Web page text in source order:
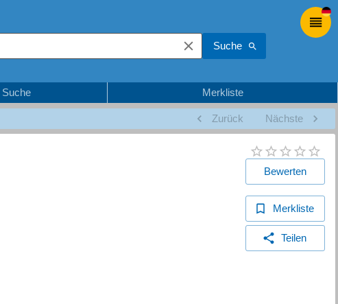
Suche
Merkliste
Zurück Nächste
Bewerten
Merkliste
Teilen